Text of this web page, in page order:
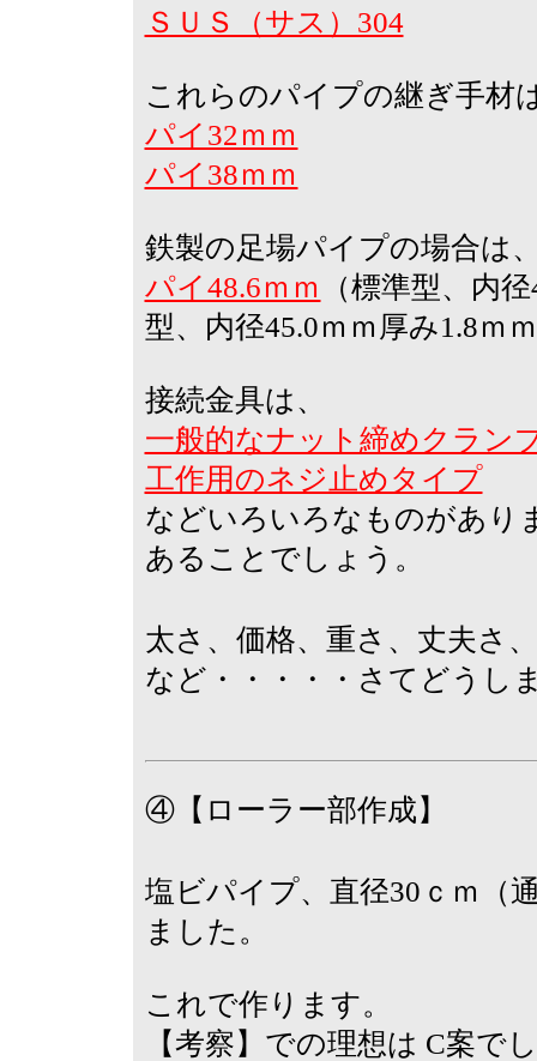
ＳＵＳ（サス）304
これらのパイプの継ぎ手材
パイ32ｍｍ
パイ38ｍｍ
鉄製の足場パイプの場合は
パイ48.6ｍｍ
（標準型、内
型、内径45.0ｍｍ厚み1.8ｍ
接続金具は、
一般的なナット締めクラン
工作用のネジ止めタイプ
などいろいろなものがあり
あることでしょう。
太さ、価格、重さ、丈夫さ
など・・・・・さてどうし
④【ローラー部作成】
塩ビパイプ、直径30ｃｍ（
ました。
これで作ります。
【考察】での理想は C案で